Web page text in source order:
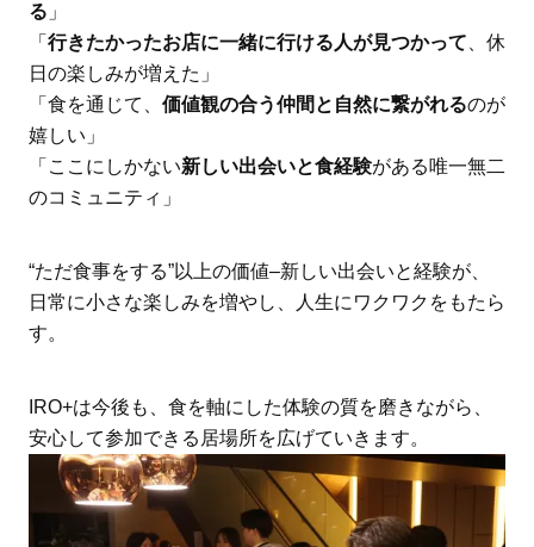
る 」
「 行きたかったお店に一緒に行ける人が見つかって 、休
日の楽しみが増えた」
「食を通じて、 価値観の合う仲間と自然に繋がれるのが
嬉しい」
「ここにしかない新しい出会いと食経験がある唯一無二
のコミュニティ」
“ただ食事をする”以上の価値–新しい出会いと経験が、
日常に小さな楽しみを増やし、人生にワクワクをもたら
す。
IRO+は今後も、食を軸にした体験の質を磨きながら、
安心して参加できる居場所を広げていきます。